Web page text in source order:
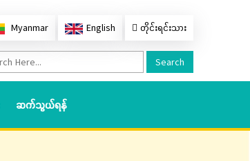
Myanmar English တိုင်းရင်းသား
Search
ဆက်သွယ်ရန်